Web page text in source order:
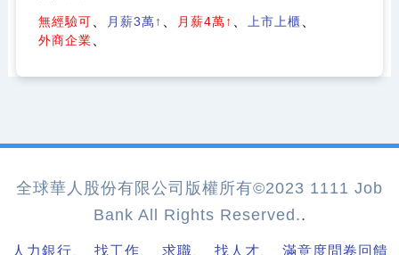
無經驗可 月薪3萬↑ 月薪4萬↑
上市上櫃
外商企業
全球華人股份有限公司版權所有©2023 1111 Job
Bank All Rights Reserved..
人力銀行、 找工作、 求職、 找人才、 滿意度問卷回饋